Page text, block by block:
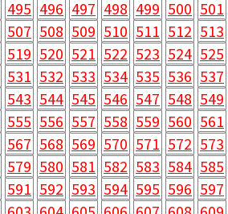
495 496 497 498 499 500 501
507 508 509 510 511 512 513
519 520 521 522 523 524 525
531 532 533 534 535 536 537
543 544 545 546 547 548 549
555 556 557 558 559 560 561
567 568 569 570 571 572 573
579 580 581 582 583 584 585
591 592 593 594 595 596 597